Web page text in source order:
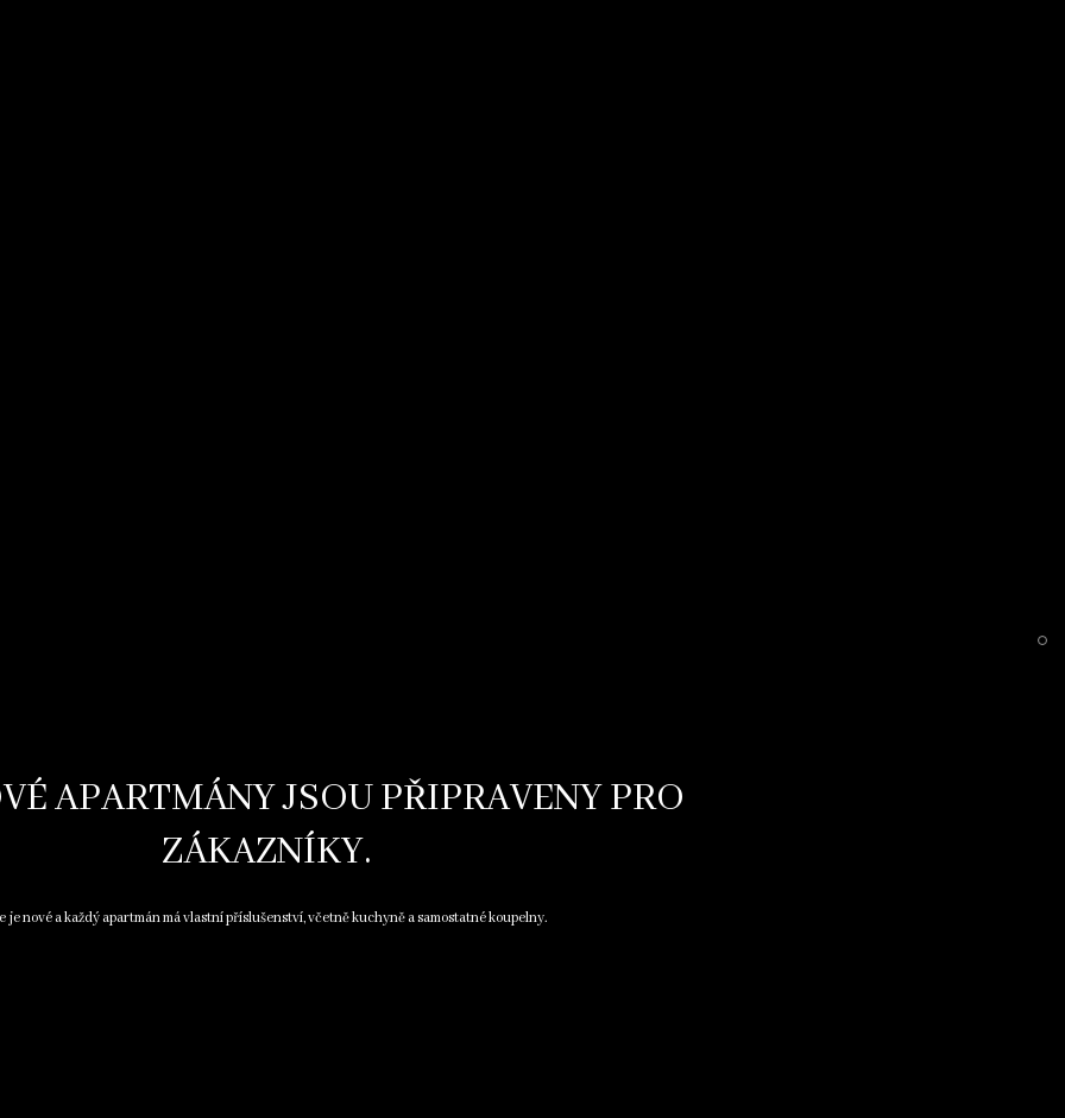
APARTMÁNY JSOU PŘIPRAVENY PRO
ZÁKAZNÍKY.
je nové a každý apartmán má vlastní příslušenství, včetně kuchyně a samostatné koupelny.